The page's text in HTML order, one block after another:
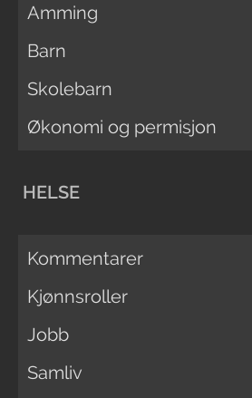
Amming
Barn
Skolebarn
Økonomi og permisjon
HELSE
Kommentarer
Kjønnsroller
Jobb
Samliv